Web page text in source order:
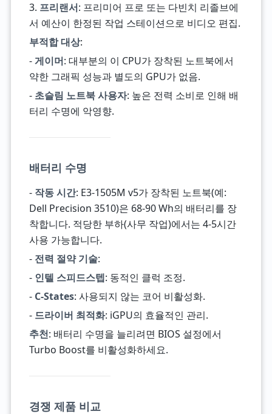
3. 프리랜서: 프리미어 프로 또는 다빈치 리졸브에
서 예산이 한정된 작업 스테이션으로 비디오 편집.
부적합 대상:
-게이머: 대부분의 이 CPU가 장착된 노트북에서
약한 그래픽 성능과 별도의 GPU가 없음.
- 초슬림 노트북 사용자: 높은 전력 소비로 인해 배
터리 수명에 악영향.
배터리 수명
- 작동 시간: E3-1505M v5가 장착된 노트북(예:
Dell Precision 3510)은 68-90 Wh의 배터리를 장
착합니다. 적당한 부하(사무 작업)에서는 4-5시간
사용 가능합니다.
- 전력 절약 기술:
- 인텔 스피드스텝: 동적인 클럭 조정.
- C-States: 사용되지 않는 코어 비활성화.
- 드라이버 최적화: iGPU의 효율적인 관리.
추천: 배터리 수명을 늘리려면 BIOS 설정에서
Turbo Boost를 비활성화하세요.
경쟁 제품 비교